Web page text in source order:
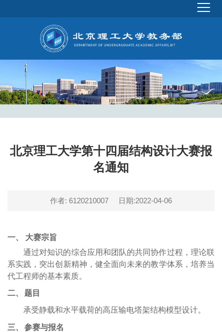
北京理工大学第十四届结构设计大赛报
名通知
作者: 6120210007 日期:2022-04-06
一、 大赛宗旨
通过对知识的综合应用和团队的共同协作过程，理论联
系实践，突出创新精神，健全面向未来的教学体系，培养当
代工程师的基本素质。
二、 题目
承受静载和水平载荷的高压输电塔架结构模型设计。
三、 参赛与报名